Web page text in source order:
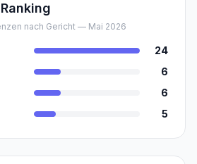
nach Gericht — Mai 2026
24
6
6
5